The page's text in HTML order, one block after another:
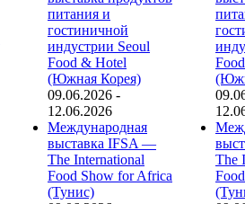
питания и
гостиничной
индустрии Seoul
Food & Hotel
(Южная Корея)
09.06.2026 -
12.06.2026
Международная
выставка IFSA —
The International
Food Show for Africa
(Тунис)
The